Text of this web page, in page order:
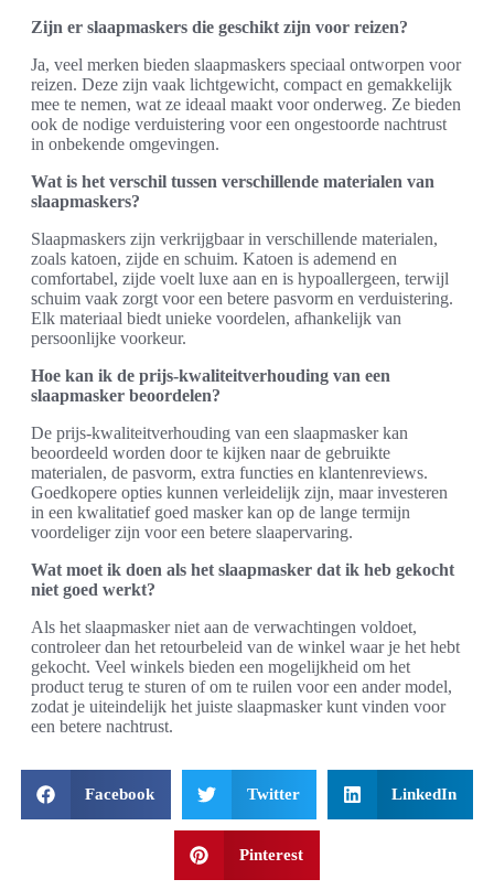
Zijn er slaapmaskers die geschikt zijn voor reizen?
Ja, veel merken bieden slaapmaskers speciaal ontworpen voor
reizen. Deze zijn vaak lichtgewicht, compact en gemakkelijk
mee te nemen, wat ze ideaal maakt voor onderweg. Ze bieden
ook de nodige verduistering voor een ongestoorde nachtrust
in onbekende omgevingen.
Wat is het verschil tussen verschillende materialen van
slaapmaskers?
Slaapmaskers zijn verkrijgbaar in verschillende materialen,
zoals katoen, zijde en schuim. Katoen is ademend en
comfortabel, zijde voelt luxe aan en is hypoallergeen, terwijl
schuim vaak zorgt voor een betere pasvorm en verduistering.
Elk materiaal biedt unieke voordelen, afhankelijk van
persoonlijke voorkeur.
Hoe kan ik de prijs-kwaliteitverhouding van een
slaapmasker beoordelen?
De prijs-kwaliteitverhouding van een slaapmasker kan
beoordeeld worden door te kijken naar de gebruikte
materialen, de pasvorm, extra functies en klantenreviews.
Goedkopere opties kunnen verleidelijk zijn, maar investeren
in een kwalitatief goed masker kan op de lange termijn
voordeliger zijn voor een betere slaapervaring.
Wat moet ik doen als het slaapmasker dat ik heb gekocht
niet goed werkt?
Als het slaapmasker niet aan de verwachtingen voldoet,
controleer dan het retourbeleid van de winkel waar je het hebt
gekocht. Veel winkels bieden een mogelijkheid om het
product terug te sturen of om te ruilen voor een ander model,
zodat je uiteindelijk het juiste slaapmasker kunt vinden voor
een betere nachtrust.
Facebook Twitter LinkedIn
Pinterest